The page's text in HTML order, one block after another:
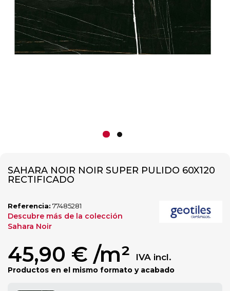
SAHARA NOIR NOIR SUPER PULIDO 60X120
RECTIFICADO
Referencia: 77485281
Descubre más de la colección
Sahara Noir
45,90 € /m² IVA incl.
Productos en el mismo formato y acabado